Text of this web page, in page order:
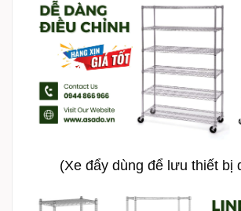
(Xe đẩy dùng để lưu thiết bị